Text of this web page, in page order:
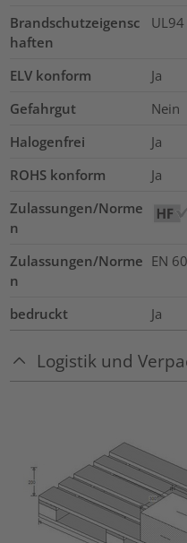
Brandschutzeigensc
haften
UL94
ELV konform
Ja
Gefahrgut
Nein
Halogenfrei
Ja
ROHS konform
Ja
Zulassungen/Norme
n
Zulassungen/Norme
n
EN
bedruckt Ja
Logistik und